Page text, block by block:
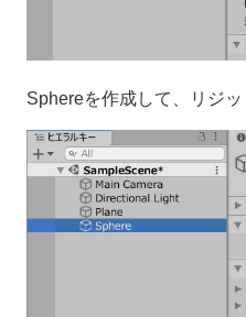
Sphereを作成して、リジッ